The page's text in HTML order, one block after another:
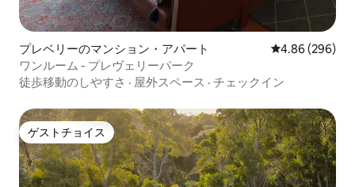
プレベリーのマンション・アパート レビュー296
4.86 (296)
ワンルーム - プレヴェリーパーク
徒歩移動のしやすさ · 屋外スペース · チェックイン
ゲストチョイス
ゲストチョイス